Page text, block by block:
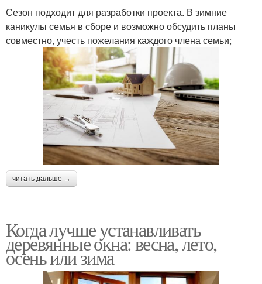
Сезон подходит для разработки проекта. В зимние
каникулы семья в сборе и возможно обсудить планы
совместно, учесть пожелания каждого члена семьи;
читать дальше →
Когда лучше устанавливать
деревянные окна: весна, лето,
осень или зима